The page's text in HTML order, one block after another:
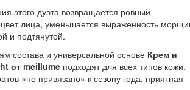
этого дуэта возвращается ровный
лица, уменьшается выраженность
и подтянутой.
состава и универсальной основе Крем и
от meillume подходят для всех типов кожи.
«не привязано» к сезону года, приятная